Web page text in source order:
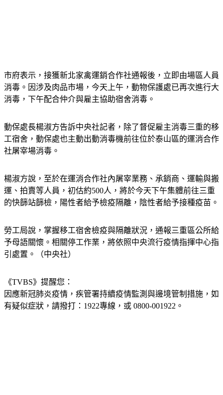
市府表示，接獲新北家禽運銷合作社通報後，立即由場區人員
消毒。因涉及肉品市場，今天上午，動物保護處已再次進行大
消毒，下午配合仲介與雇主協助宿舍消毒。
動保處長楊淑方告訴中央社記者，除了督促雇主消毒三重的移
工宿舍，動保處也主動出動消毒機前往位於泰山區的運消合作
社屠宰場消毒。
楊淑方說，至於在運消合作社內屠宰業務、承銷商、運輸與搬
運、拍賣等人員，初估約500人，將於今天下午集體前往三重
的快篩站篩檢，陽性者給予檢疫隔離，陰性者給予接種疫苗。
勞工局說，掌握移工宿舍檢疫與隔離狀況，通報三重區公所給
予母語關懷。相關停工作業，將依照中央流行疫情指揮中心指
引處置。（中央社）
《TVBS》提醒您：
因應新冠肺炎疫情，疾管署持續疫情監測與邊境管制措施， 如
有疑似症狀，請撥打：1922專線，或 0800-001922。